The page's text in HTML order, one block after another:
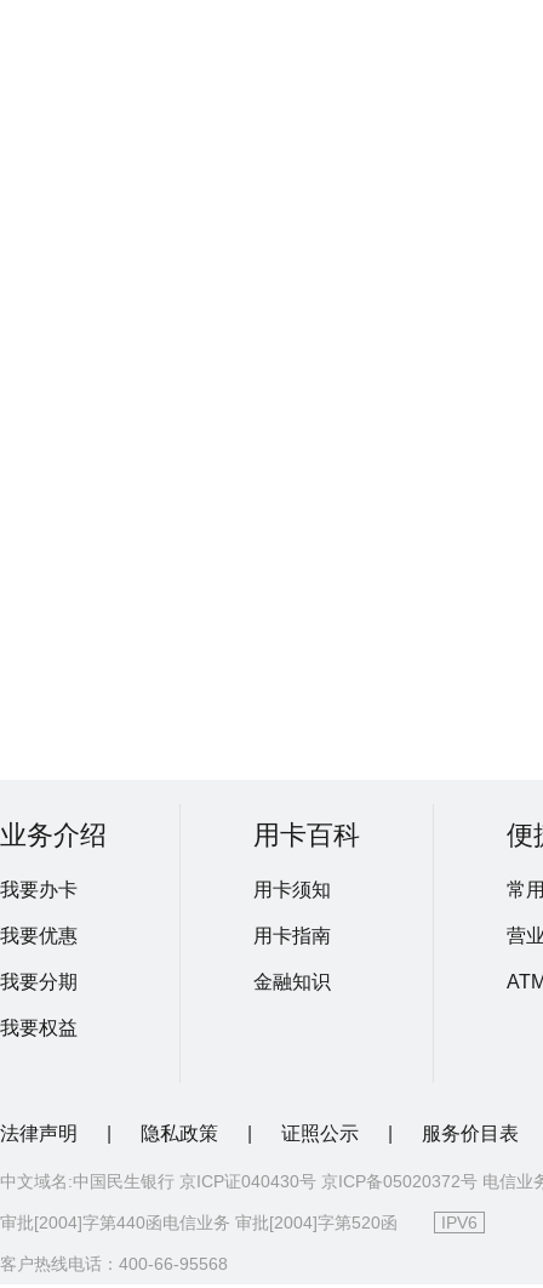
业务介绍
我要办卡
我要优惠
我要分期
我要权益
用卡百科
用卡须知
用卡指南
金融知识
便
常
营
法律声明 隐私政策 证照公示 服务价目表
中文域名:中国民生银行 京ICP证040430号 京ICP备05020372号 电信业
审批[2004]字第440函电信业务 审批[2004]字第520函 IPV6
客户热线电话：400-66-95568